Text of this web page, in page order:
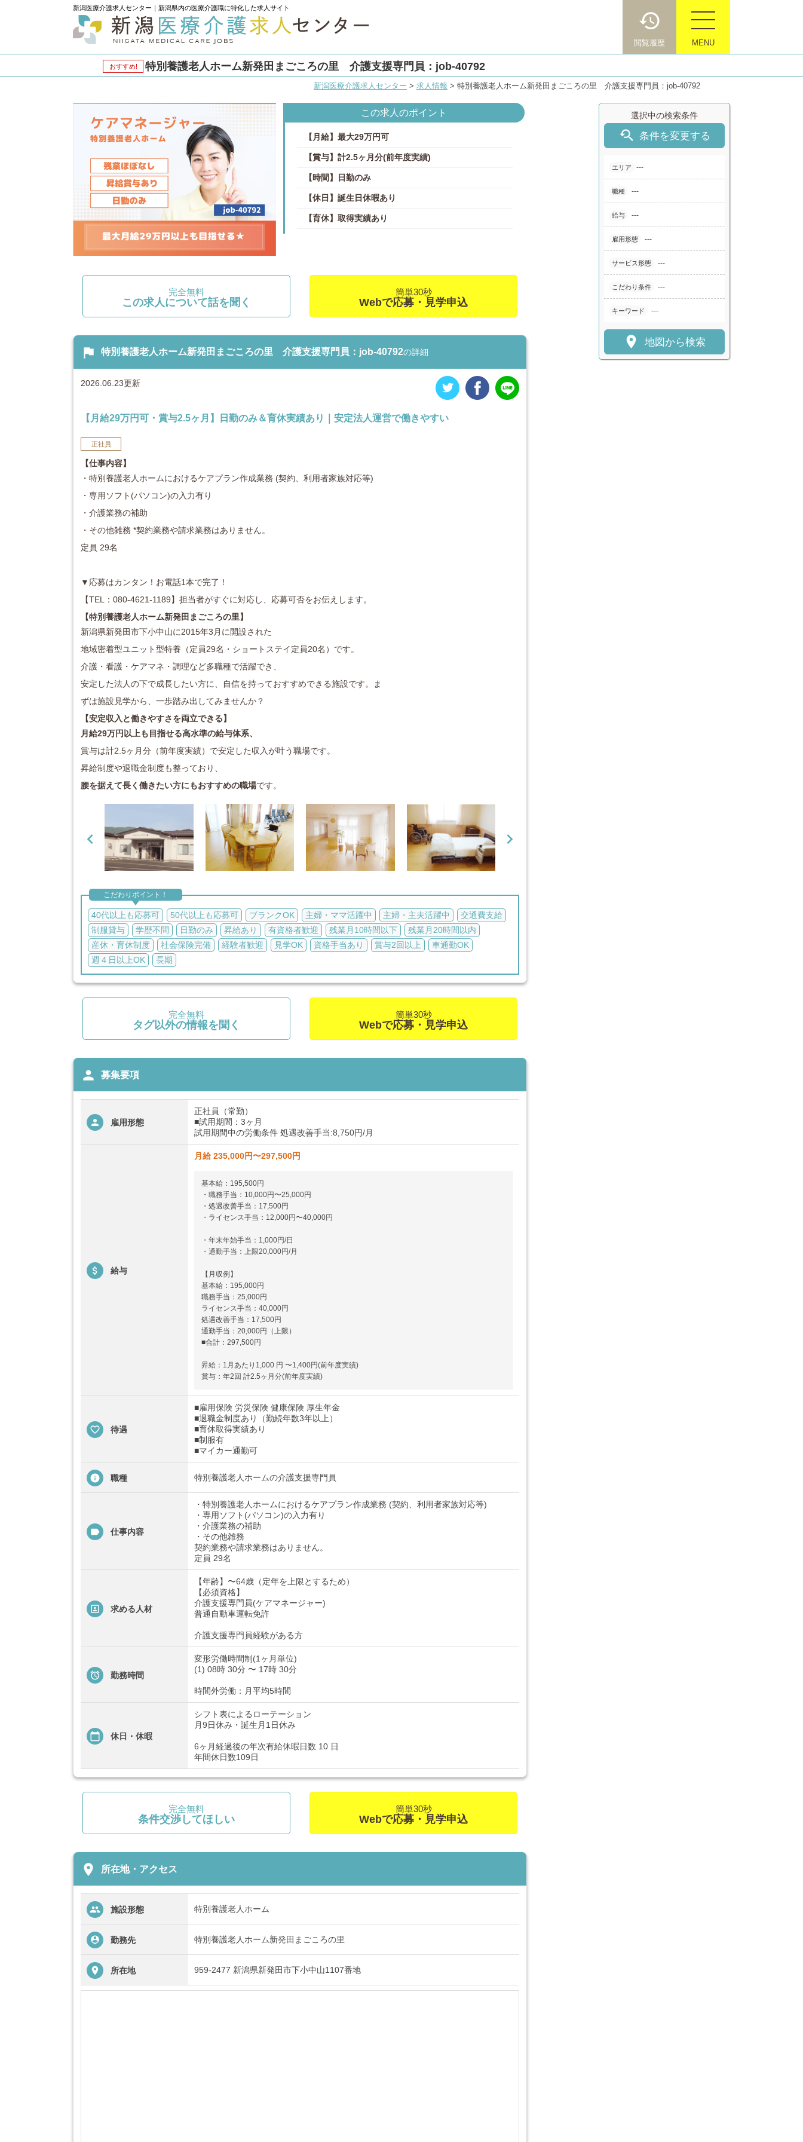
新潟医療介護求人センター｜新潟県内の医療介護職に特化した求人サイト
MENU
閲覧履歴
おすすめ! 特別養護老人ホーム新発田まごころの里 介護支援専門員：job-40792
新潟医療介護求人センター > 求人情報 > 特別養護老人ホーム新発田まごころの里 介護支援専門員：job-40792
選択中の検索条件
 条件を変更する
エリア ---
職種 ---
給与 ---
雇用形態 ---
サービス形態 ---
こだわり条件 ---
キーワード ---
 地図から検索
この求人のポイント
【月給】最大29万円可
【賞与】計2.5ヶ月分(前年度実績)
【時間】日勤のみ
【休日】誕生日休暇あり
【育休】取得実績あり
完全無料
この求人について話を聞く
簡単30秒
Webで応募・見学申込
flag 特別養護老人ホーム新発田まごころの里 介護支援専門員：job-40792の詳細
2026.06.23更新
【月給29万円可・賞与2.5ヶ月】日勤のみ＆育休実績あり｜安定法人運営で働きやすい
正社員
【仕事内容】
・特別養護老人ホームにおけるケアプラン作成業務 (契約、利用者家族対応等)
・専用ソフト(パソコン)の入力有り
・介護業務の補助
・その他雑務 *契約業務や請求業務はありません。
定員 29名
▼応募はカンタン！お電話1本で完了！
【TEL：080-4621-1189】担当者がすぐに対応し、応募可否をお伝えします。
【特別養護老人ホーム新発田まごころの里】
新潟県新発田市下小中山に2015年3月に開設された
地域密着型ユニット型特養（定員29名・ショートステイ定員20名）です。
介護・看護・ケアマネ・調理など多職種で活躍でき、
安定した法人の下で成長したい方に、自信を持っておすすめできる施設です。ま
ずは施設見学から、一歩踏み出してみませんか？
【安定収入と働きやすさを両立できる】
月給29万円以上も目指せる高水準の給与体系、
賞与は計2.5ヶ月分（前年度実績）で安定した収入が叶う職場です。
昇給制度や退職金制度も整っており、
腰を据えて長く働きたい方にもおすすめの職場です。
 
こだわりポイント！
40代以上も応募可 50代以上も応募可 ブランクOK 主婦・ママ活躍中 主婦・主夫活躍中
交通費支給
制服貸与
学歴不問 日勤のみ 昇給あり 有資格者歓迎 残業月10時間以下
残業月20時間以内
産休・育休制度
社会保険完備 経験者歓迎 見学OK 資格手当あり 賞与2回以上
車通勤OK
週４日以上OK
長期
完全無料
タグ以外の情報を聞く
簡単30秒
Webで応募・見学申込
person 募集要項
雇用形態
正社員（常勤）
■試用期間：3ヶ月
試用期間中の労働条件 処遇改善手当:8,750円/月
給与
月給 235,000円〜297,500円
基本給：195,500円
・職務手当：10,000円〜25,000円
・処遇改善手当：17,500円
・ライセンス手当：12,000円〜40,000円
・年末年始手当：1,000円/日
・通勤手当：上限20,000円/月
【月収例】
基本給：195,000円
職務手当：25,000円
ライセンス手当：40,000円
処遇改善手当：17,500円
通勤手当：20,000円（上限）
■合計：297,500円
昇給：1月あたり1,000 円 〜1,400円(前年度実績)
賞与：年2回 計2.5ヶ月分(前年度実績)
待遇
■雇用保険 労災保険 健康保険 厚生年金
■退職金制度あり（勤続年数3年以上）
■育休取得実績あり
■制服有
■マイカー通勤可
職種 特別養護老人ホームの介護支援専門員
仕事内容
・特別養護老人ホームにおけるケアプラン作成業務 (契約、利用者家族対応等)
・専用ソフト(パソコン)の入力有り
・介護業務の補助
・その他雑務
契約業務や請求業務はありません。
定員 29名
求める人材
【年齢】〜64歳（定年を上限とするため）
【必須資格】
介護支援専門員(ケアマネージャー)
普通自動車運転免許
介護支援専門員経験がある方
勤務時間
変形労働時間制(1ヶ月単位)
(1) 08時 30分 〜 17時 30分
時間外労働：月平均5時間
休日・休暇
シフト表によるローテーション
月9日休み・誕生月1日休み
6ヶ月経過後の年次有給休暇日数 10 日
年間休日数109日
完全無料
条件交渉してほしい
簡単30秒
Webで応募・見学申込
place 所在地・アクセス
施設形態 特別養護老人ホーム
勤務先 特別養護老人ホーム新発田まごころの里
所在地 959-2477 新潟県新発田市下小中山1107番地